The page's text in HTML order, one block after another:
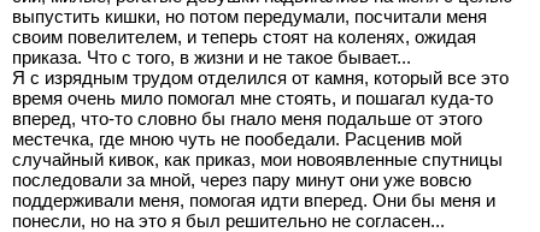
выпустить кишки, но потом передумали, посчитали меня
своим повелителем, и теперь стоят на коленях, ожидая
приказа. Что с того, в жизни и не такое бывает...
Я с изрядным трудом отделился от камня, который все это
время очень мило помогал мне стоять, и пошагал куда-то
вперед, что-то словно бы гнало меня подальше от этого
местечка, где мною чуть не пообедали. Расценив мой
случайный кивок, как приказ, мои новоявленные спутницы
последовали за мной, через пару минут они уже вовсю
поддерживали меня, помогая идти вперед. Они бы меня и
понесли, но на это я был решительно не согласен...